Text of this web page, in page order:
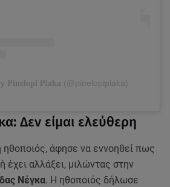
𝐏𝐢𝐧𝐞𝐥𝐨𝐩𝐢 𝐏𝐥𝐚𝐤𝐚 (@pinelopiplaka)
Δεν είμαι ελεύθερη
ηθοποιός, άφησε να εννοηθεί πως
αλλάξει, μιλώντας στην
Νέγκα. Η ηθοποιός δήλωσε